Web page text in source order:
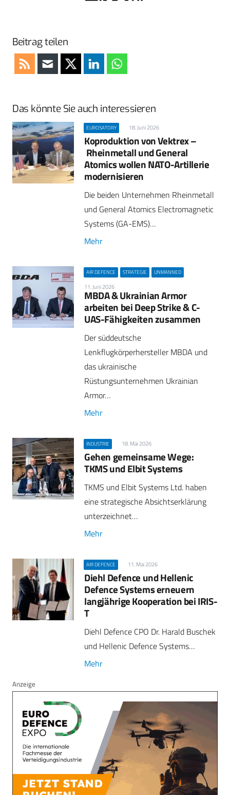
Beitrag teilen
Das könnte Sie auch interessieren
EUROSATORY 18. Juni 2026
Koproduktion von Vektrex –
Rheinmetall und General
Atomics wollen NATO-Artillerie
modernisieren
Die beiden Unternehmen Rheinmetall
und General Atomics Electromagnetic
Systems (GA-EMS)…
Mehr
AIR DEFENCE STRATEGIE UNMANNED
11. Juni 2026
MBDA & Ukrainian Armor
arbeiten bei Deep Strike & C-
UAS-Fähigkeiten zusammen
Der süddeutsche
Lenkflugkörperhersteller MBDA und
das ukrainische
Rüstungsunternehmen Ukrainian
Armor…
Mehr
INDUSTRIE 18. Mai 2026
Gehen gemeinsame Wege:
TKMS und Elbit Systems
TKMS und Elbit Systems Ltd. haben
eine strategische Absichtserklärung
unterzeichnet…
Mehr
AIR DEFENCE 11. Mai 2026
Diehl Defence und Hellenic
Defence Systems erneuern
langjährige Kooperation bei IRIS-
T
Diehl Defence CPO Dr. Harald Buschek
und Hellenic Defence Systems…
Mehr
Anzeige